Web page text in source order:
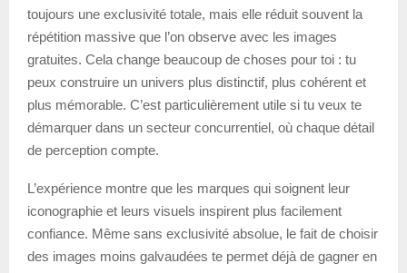
toujours une exclusivité totale, mais elle réduit souvent la
répétition massive que l’on observe avec les images
gratuites. Cela change beaucoup de choses pour toi : tu
peux construire un univers plus distinctif, plus cohérent et
plus mémorable. C’est particulièrement utile si tu veux te
démarquer dans un secteur concurrentiel, où chaque détail
de perception compte.
L’expérience montre que les marques qui soignent leur
iconographie et leurs visuels inspirent plus facilement
confiance. Même sans exclusivité absolue, le fait de choisir
des images moins galvaudées te permet déjà de gagner en